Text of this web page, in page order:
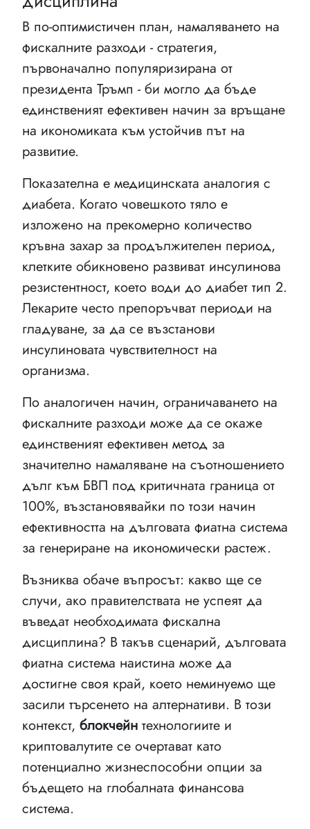
В по-оптимистичен план, намаляването на
фискалните разходи - стратегия,
първоначално популяризирана от
президента Тръмп - би могло да бъде
единственият ефективен начин за връщане
на икономиката към устойчив път на
развитие.
Показателна е медицинската аналогия с
диабета. Когато човешкото тяло е
изложено на прекомерно количество
кръвна захар за продължителен период,
клетките обикновено развиват инсулинова
резистентност, което води до диабет тип 2.
Лекарите често препоръчват периоди на
гладуване, за да се възстанови
инсулиновата чувствителност на
организма.
По аналогичен начин, ограничаването на
фискалните разходи може да се окаже
единственият ефективен метод за
значително намаляване на съотношението
дълг към БВП под критичната граница от
100%, възстановявайки по този начин
ефективността на дълговата фиатна система
за генериране на икономически растеж.
Възниква обаче въпросът: какво ще се
случи, ако правителствата не успеят да
въведат необходимата фискална
дисциплина? В такъв сценарий, дълговата
фиатна система наистина може да
достигне своя край, което неминуемо ще
засили търсенето на алтернативи. В този
контекст, блокчейн технологиите и
криптовалутите се очертават като
потенциално жизнеспособни опции за
бъдещето на глобалната финансова
система.